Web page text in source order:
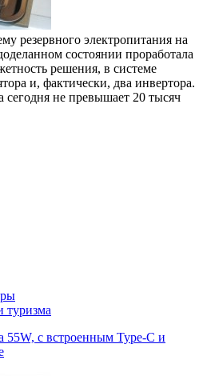
резервного электропитания на
состоянии проработала
решения, в системе
и, фактически, два инвертора.
сегодня не превышает 20 тысяч
туризма
55W, с встроенным Type-C и